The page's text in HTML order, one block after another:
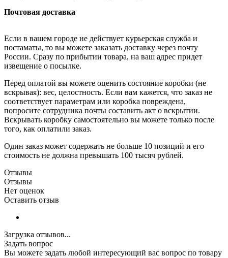
Почтовая доставка
Если в вашем городе не действует курьерская служба и
постаматы, то вы можете заказать доставку через почту
России. Сразу по прибытии товара, на ваш адрес придет
извещение о посылке.
Перед оплатой вы можете оценить состояние коробки (не
вскрывая): вес, целостность. Если вам кажется, что заказ не
соответствует параметрам или коробка повреждена,
попросите сотрудника почты составить акт о вскрытии.
Вскрывать коробку самостоятельно вы можете только после
того, как оплатили заказ.
Один заказ может содержать не больше 10 позиций и его
стоимость не должна превышать 100 тысяч рублей.
Отзывы
Отзывы
Нет оценок
Оставить отзыв
Загрузка отзывов...
Задать вопрос
Вы можете задать любой интересующий вас вопрос по товару